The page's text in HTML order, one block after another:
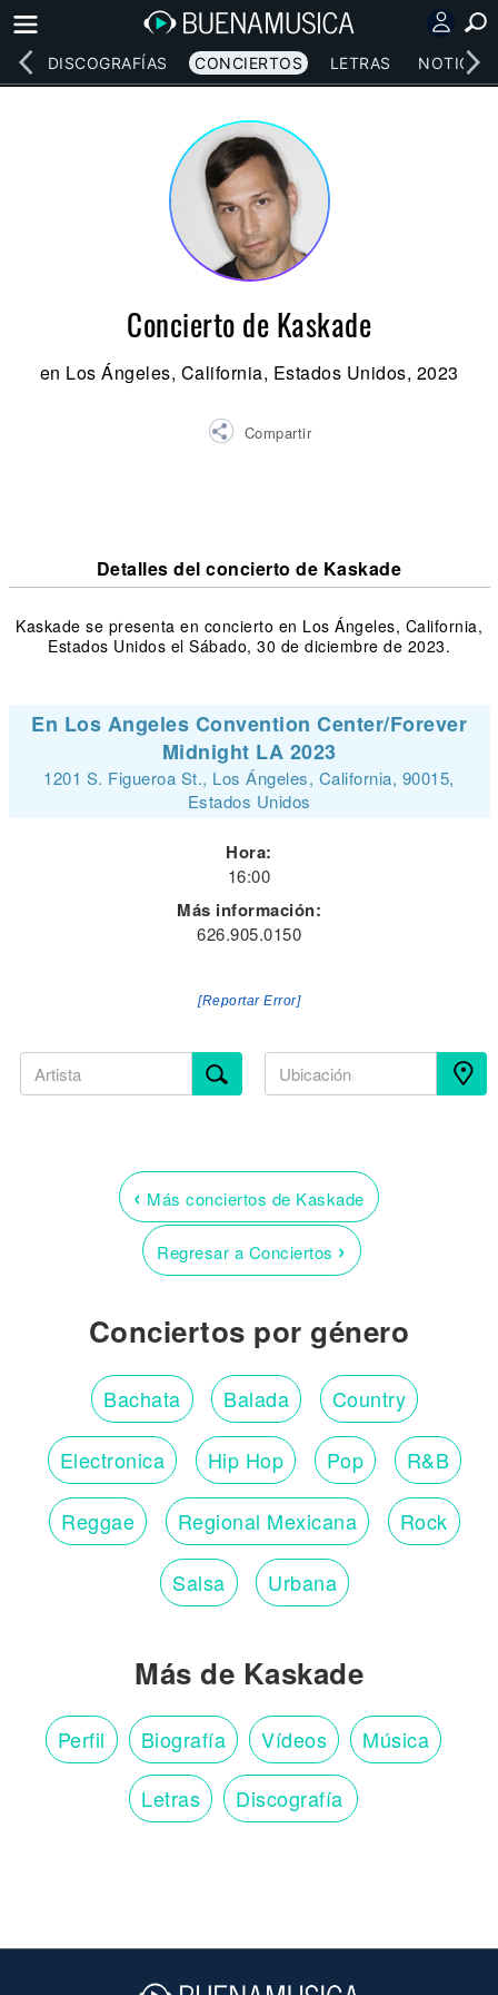
DISCOGRAFÍAS CONCIERTOS LETRAS NOTICIAS
Concierto de Kaskade
en Los Ángeles, California, Estados Unidos, 2023
Compartir
Detalles del concierto de Kaskade
Kaskade se presenta en concierto en Los Ángeles, California,
Estados Unidos el Sábado, 30 de diciembre de 2023.
En Los Angeles Convention Center/Forever
Midnight LA 2023
1201 S. Figueroa St., Los Ángeles, California, 90015,
Estados Unidos
Hora:
16:00
Más información:
626.905.0150
[Reportar Error]
‹ Más conciertos de Kaskade
Regresar a Conciertos ›
Conciertos por género
Bachata Balada Country
Electronica Hip Hop Pop R&B
Reggae Regional Mexicana Rock
Salsa Urbana
Más de Kaskade
Perfil Biografía Vídeos Música
Letras Discografía